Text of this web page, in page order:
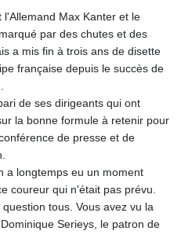
Max Kanter et le
par des chutes et des
a mis fin à trois ans de disette
française depuis le succès de
de ses dirigeants qui ont
la bonne formule à retenir pour
de presse et de
a longtemps eu un moment
coureur qui n'était pas prévu.
tous. Vous avez vu la
Serieys, le patron de